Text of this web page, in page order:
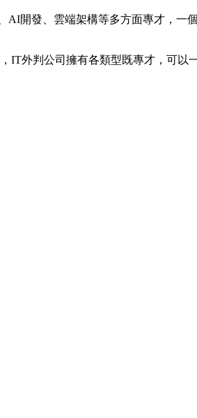
AI開發、雲端架構等多方面專才，一
IT外判公司擁有各類型既專才，可以